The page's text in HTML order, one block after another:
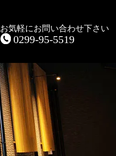
お気軽にお問い合わせ下さい
0299-95-5519